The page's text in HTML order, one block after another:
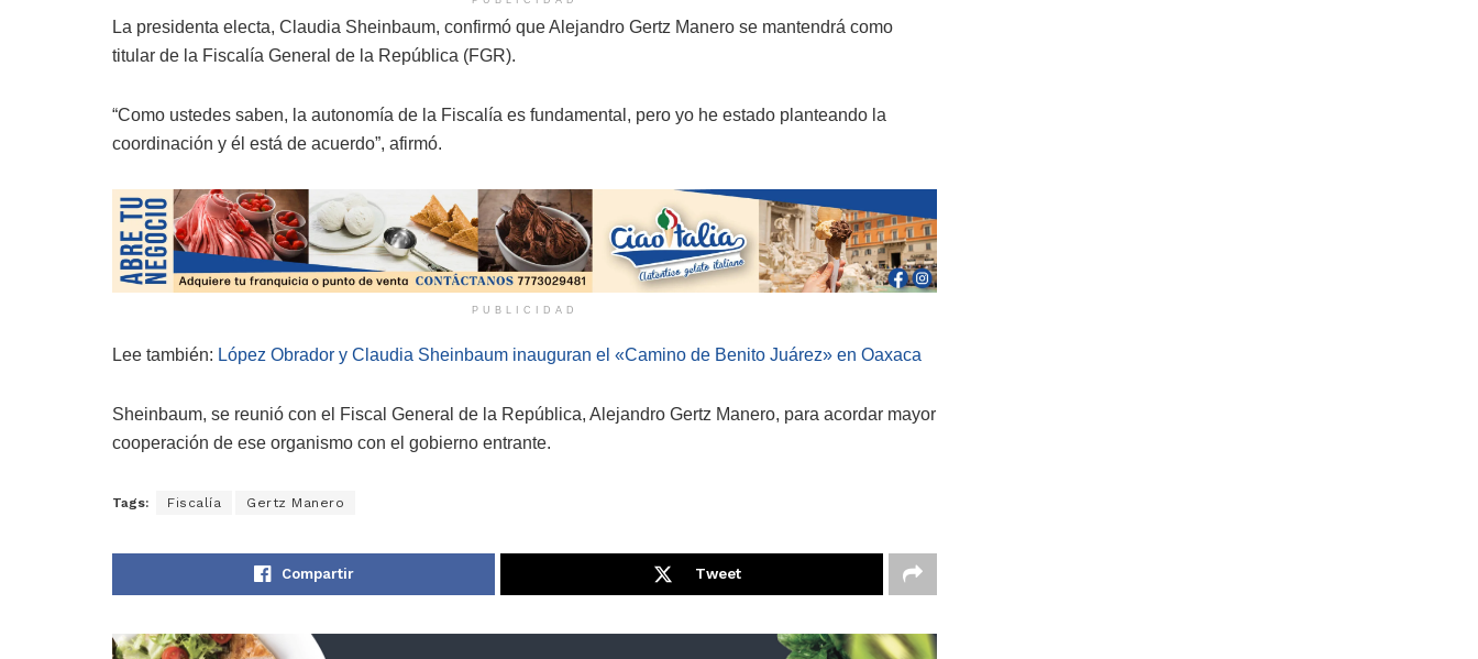
La presidenta electa, Claudia Sheinbaum, confirmó que Alejandro Gertz Manero se mantendrá como
titular de la Fiscalía General de la República (FGR).
“Como ustedes saben, la autonomía de la Fiscalía es fundamental, pero yo he estado planteando la
coordinación y él está de acuerdo”, afirmó.
PUBLICIDAD
Lee también: López Obrador y Claudia Sheinbaum inauguran el «Camino de Benito Juárez» en Oaxaca
Sheinbaum, se reunió con el Fiscal General de la República, Alejandro Gertz Manero, para acordar mayor
cooperación de ese organismo con el gobierno entrante.
Tags: Fiscalía Gertz Manero
Compartir Tweet